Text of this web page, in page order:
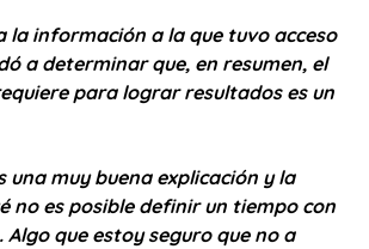
la información a la que tuvo acceso
a determinar que, en resumen, el
para lograr resultados es un
una muy buena explicación y la
no es posible definir un tiempo con
que estoy seguro que no a